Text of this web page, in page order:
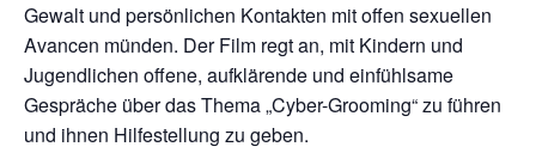
Gewalt und persönlichen Kontakten mit offen sexuellen
Avancen münden. Der Film regt an, mit Kindern und
Jugendlichen offene, aufklärende und einfühlsame
Gespräche über das Thema „Cyber-Grooming“ zu führen
und ihnen Hilfestellung zu geben.